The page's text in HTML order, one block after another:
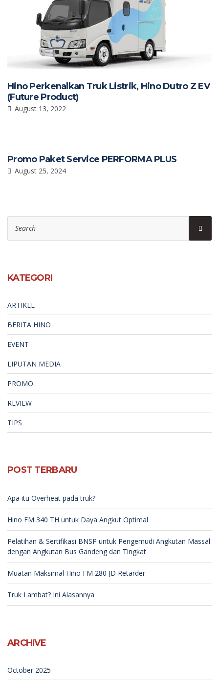
Hino Perkenalkan Truk Listrik, Hino Dutro Z EV
(Future Product)
August 13, 2022
Promo Paket Service PERFORMA PLUS
August 25, 2024
for:
KATEGORI
ARTIKEL
BERITA HINO
EVENT
LIPUTAN MEDIA
PROMO
REVIEW
TIPS
POST TERBARU
Apa itu Overheat pada truk?
Hino FM 340 TH untuk Daya Angkut Optimal
Pelatihan & Sertifikasi BNSP untuk Pengemudi Angkutan Massal
dengan Angkutan Bus Gandeng dan Tingkat
Muatan Maksimal Hino FM 280 JD Retarder
Truk Lambat? Ini Alasannya
ARCHIVE
October 2025